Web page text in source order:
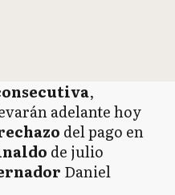
,
adelante hoy
del pago en
de julio
Daniel